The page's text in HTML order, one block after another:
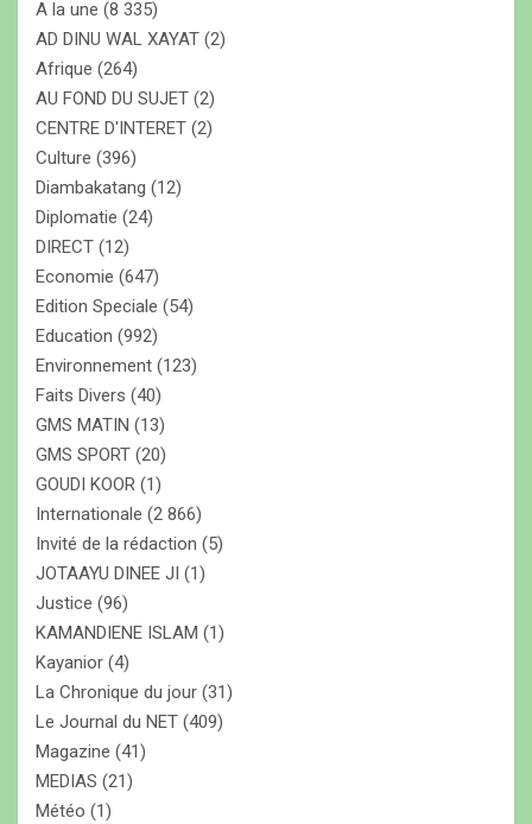
h
e
r
A la une (8 335)
AD DINU WAL XAYAT (2)
Afrique (264)
AU FOND DU SUJET (2)
CENTRE D'INTERET (2)
Culture (396)
Diambakatang (12)
Diplomatie (24)
DIRECT (12)
Economie (647)
Edition Speciale (54)
Education (992)
Environnement (123)
Faits Divers (40)
GMS MATIN (13)
GMS SPORT (20)
GOUDI KOOR (1)
Internationale (2 866)
Invité de la rédaction (5)
JOTAAYU DINEE JI (1)
Justice (96)
KAMANDIENE ISLAM (1)
Kayanior (4)
La Chronique du jour (31)
Le Journal du NET (409)
Magazine (41)
MEDIAS (21)
Météo (1)